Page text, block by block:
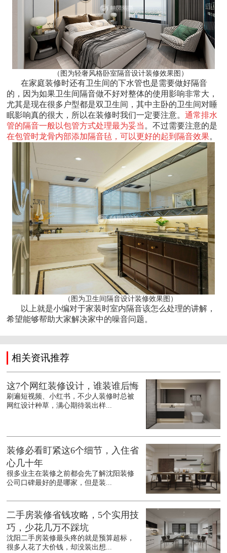
（图为轻奢风格卧室隔音设计装修效果图）
在家庭装修时还有卫生间的下水管也是需要做好隔音
的，因为如果卫生间隔音做不好对整体的使用影响非常大，
尤其是现在很多户型都是双卫生间，其中主卧的卫生间对睡
眠影响真的很大，所以在装修时我们一定要注意。通常排水
管的隔音一般以包管方式处理最为妥当 。不过需要注意的是
在包管时龙骨内部添加隔音毡，可以更好的起到隔音效果。
（图为卫生间隔音设计装修效果图）
以上就是小编对于家装时室内隔音该怎么处理的讲解，
希望能够帮助大家解决家中的噪音问题。
相关资讯推荐
这7个网红装修设计，谁装谁后悔
刷遍短视频、小红书，不少人装修时总被
网红设计种草，满心期待装出样...
装修必看盯紧这6个细节，入住省
心几十年
很多业主在装修之前都会先了解沈阳装修
公司口碑最好的是哪家，但是装...
二手房装修省钱攻略，5个实用技
巧，少花几万不踩坑
沈阳二手房装修最头疼的就是预算超标，
很多人花了大价钱，却没装出想...